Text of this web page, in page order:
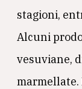
stagioni,
Alcuni
vesuviane,
marmellate.